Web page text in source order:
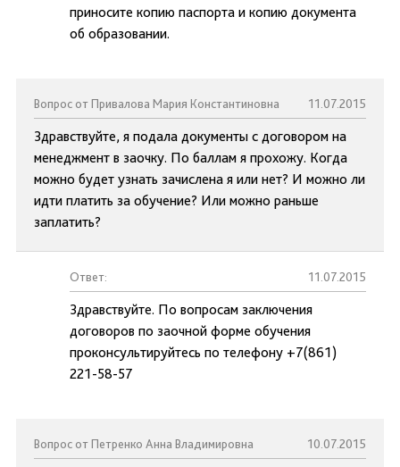
приносите копию паспорта и копию документа
об образовании.
Вопрос от Привалова Мария Константиновна 11.07.2015
Здравствуйте, я подала документы с договором на
менеджмент в заочку. По баллам я прохожу. Когда
можно будет узнать зачислена я или нет? И можно ли
идти платить за обучение? Или можно раньше
заплатить?
Ответ: 11.07.2015
Здравствуйте. По вопросам заключения
договоров по заочной форме обучения
проконсультируйтесь по телефону +7(861)
221-58-57
Вопрос от Петренко Анна Владимировна 10.07.2015